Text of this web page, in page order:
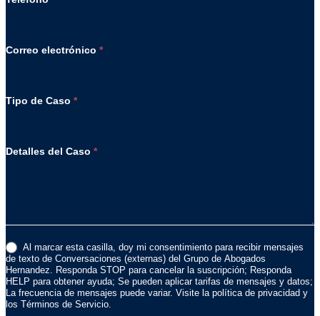
Correo electrónico *
Tipo de Caso *
Detalles del Caso *
Al marcar esta casilla, doy mi consentimiento para recibir mensajes
de texto de Conversaciones (externas) del Grupo de Abogados
Hernandez. Responda STOP para cancelar la suscripción; Responda
HELP para obtener ayuda; Se pueden aplicar tarifas de mensajes y datos;
La frecuencia de mensajes puede variar. Visite la política de privacidad y
los Términos de Servicio.